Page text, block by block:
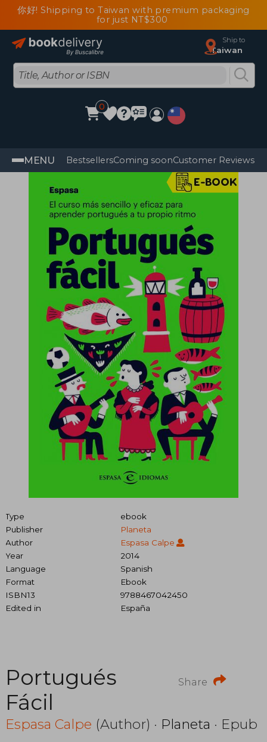
你好! Shipping to Taiwan with premium packaging
for just NT$300
Ship to
Taiwan
0
MENU BestsellersComing soonCustomer Reviews
Type
ebook
Publisher
Planeta
Author
Espasa Calpe
Year
2014
Language
Spanish
Format
Ebook
ISBN13
9788467042450
Edited in
España
Share
Portugués
Fácil
Espasa Calpe (Author) · Planeta · Epub